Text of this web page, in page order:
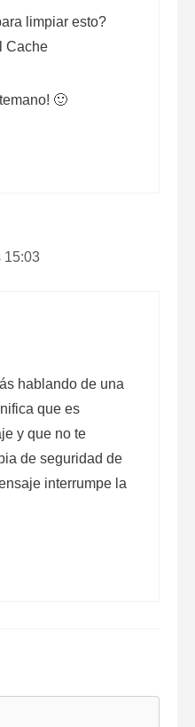
limpiar esto?
Cache
🙂
15:03
hablando de una
que es
y que no te
de seguridad de
interrumpe la